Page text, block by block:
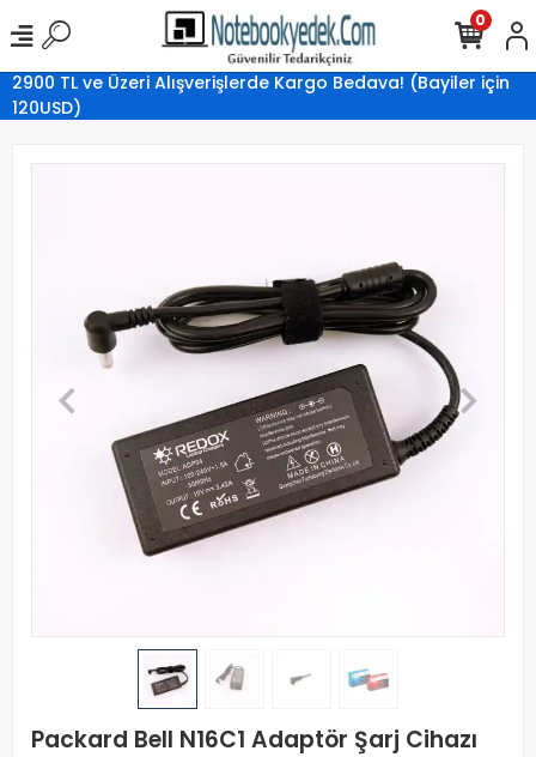
2900 TL ve Üzeri Alışverişlerde Kargo Bedava! (Bayiler için
120USD)
0
Packard Bell N16C1 Adaptör Şarj Cihazı